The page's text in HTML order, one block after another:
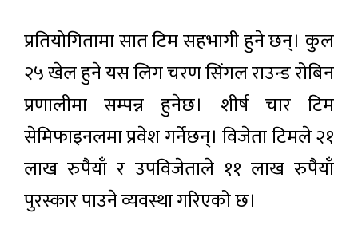
प्रतियोगितामा सात टिम सहभागी हुने छन्। कुल
२५ खेल हुने यस लिग चरण सिंगल राउन्ड रोबिन
प्रणालीमा सम्पन्न हुनेछ। शीर्ष चार टिम
सेमिफाइनलमा प्रवेश गर्नेछन्। विजेता टिमले २१
लाख रुपैयाँ र उपविजेताले ११ लाख रुपैयाँ
पुरस्कार पाउने व्यवस्था गरिएको छ।